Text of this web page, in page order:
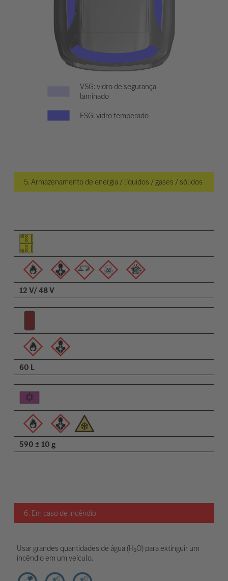
VSG: vidro de segurança
laminado
ESG: vidro temperado
5. Armazenamento de energia / líquidos / gases / sólidos
Pictograma do elemento
Pictogramas de advertências
Descrição
12 V/ 48 V
60 L
590 ± 10 g
6. Em caso de incêndio
Usar grandes quantidades de água (H₂O) para extinguir um
incêndio em um veículo.